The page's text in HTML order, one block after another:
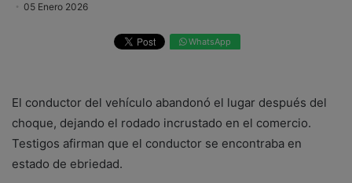
05 Enero 2026
WhatsApp
El conductor del vehículo abandonó el lugar después del
choque, dejando el rodado incrustado en el comercio.
Testigos afirman que el conductor se encontraba en
estado de ebriedad.